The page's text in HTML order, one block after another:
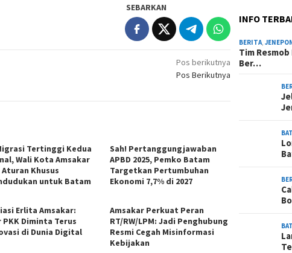
SEBARKAN
Pos berikutnya
Pos Berikutnya
Tertinggi Kedua
Wali Kota Amsakar
Khusus
untuk Batam
Sah! Pertanggungjawaban
APBD 2025, Pemko Batam
Targetkan Pertumbuhan
Ekonomi 7,7% di 2027
Erlita Amsakar:
PKK Diminta Terus
di Dunia Digital
Amsakar Perkuat Peran
RT/RW/LPM: Jadi Penghubung
Resmi Cegah Misinformasi
Kebijakan
INFO
BERITA,
Tim
Ber…